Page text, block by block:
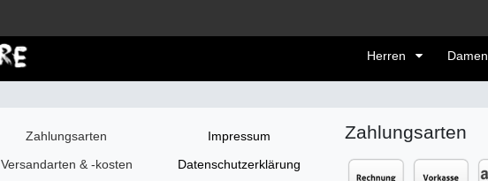
Herren Damen
Zahlungsarten
Versandarten & -kosten
Impressum
Daten­schutz­erklärung
Zahlungsarten